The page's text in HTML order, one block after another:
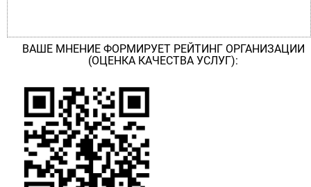
ВАШЕ МНЕНИЕ ФОРМИРУЕТ РЕЙТИНГ ОРГАНИЗАЦИИ
(ОЦЕНКА КАЧЕСТВА УСЛУГ):